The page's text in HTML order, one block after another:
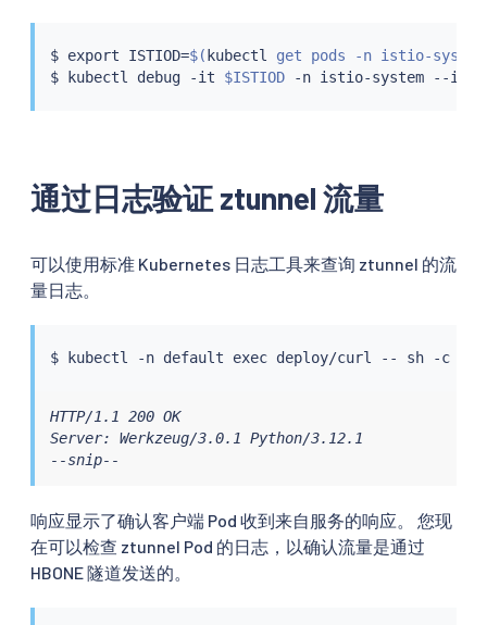
$ export ISTIOD=$( kubectl get pods -n istio-
$
kubectl debug -it $ISTIOD -n istio-system --
通过日志验证 ztunnel 流量
可以使用标准 Kubernetes 日志工具来查询 ztunnel 的流
量日志。
$ kubectl -n default exec deploy/curl -- sh -c
HTTP/1.1 200 OK
Server: Werkzeug/3.0.1 Python/3.12.1
--snip--
响应显示了确认客户端 Pod 收到来自服务的响应。 您现
在可以检查 ztunnel Pod 的日志，以确认流量是通过
HBONE 隧道发送的。